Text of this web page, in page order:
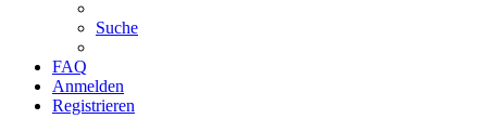
Suche
FAQ
Anmelden
Registrieren